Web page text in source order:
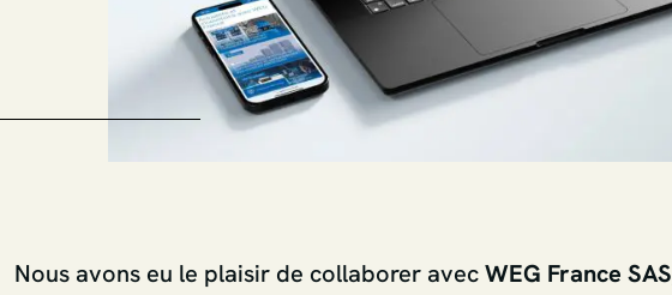
Nous avons eu le plaisir de collaborer avecWEG France SAS